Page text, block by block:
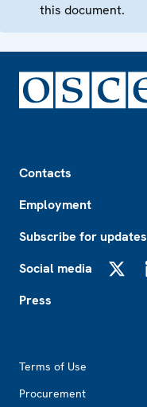
this document.
Contacts
Employment
Subscribe for updates
Social media
Press
Terms of Use
Procurement